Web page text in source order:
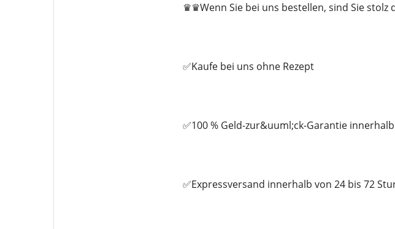
♛♛Wenn Sie bei uns bestellen, sind Sie
✅Kaufe bei uns ohne Rezept
✅100 % Geld-zur&uuml;ck-Garantie
✅Expressversand innerhalb von 24 bis 72